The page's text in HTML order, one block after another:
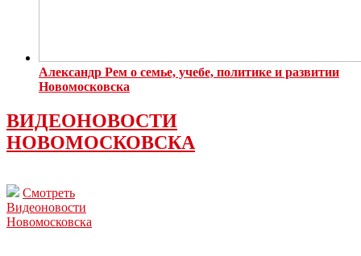
Александр Рем о семье, учебе, политике и развитии
Новомосковска
ВИДЕОНОВОСТИ
НОВОМОСКОВСКА
Смотреть
Видеоновости
Новомосковска